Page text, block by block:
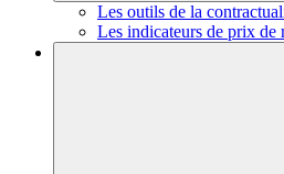
Les outils de la
Les indicateurs de prix de